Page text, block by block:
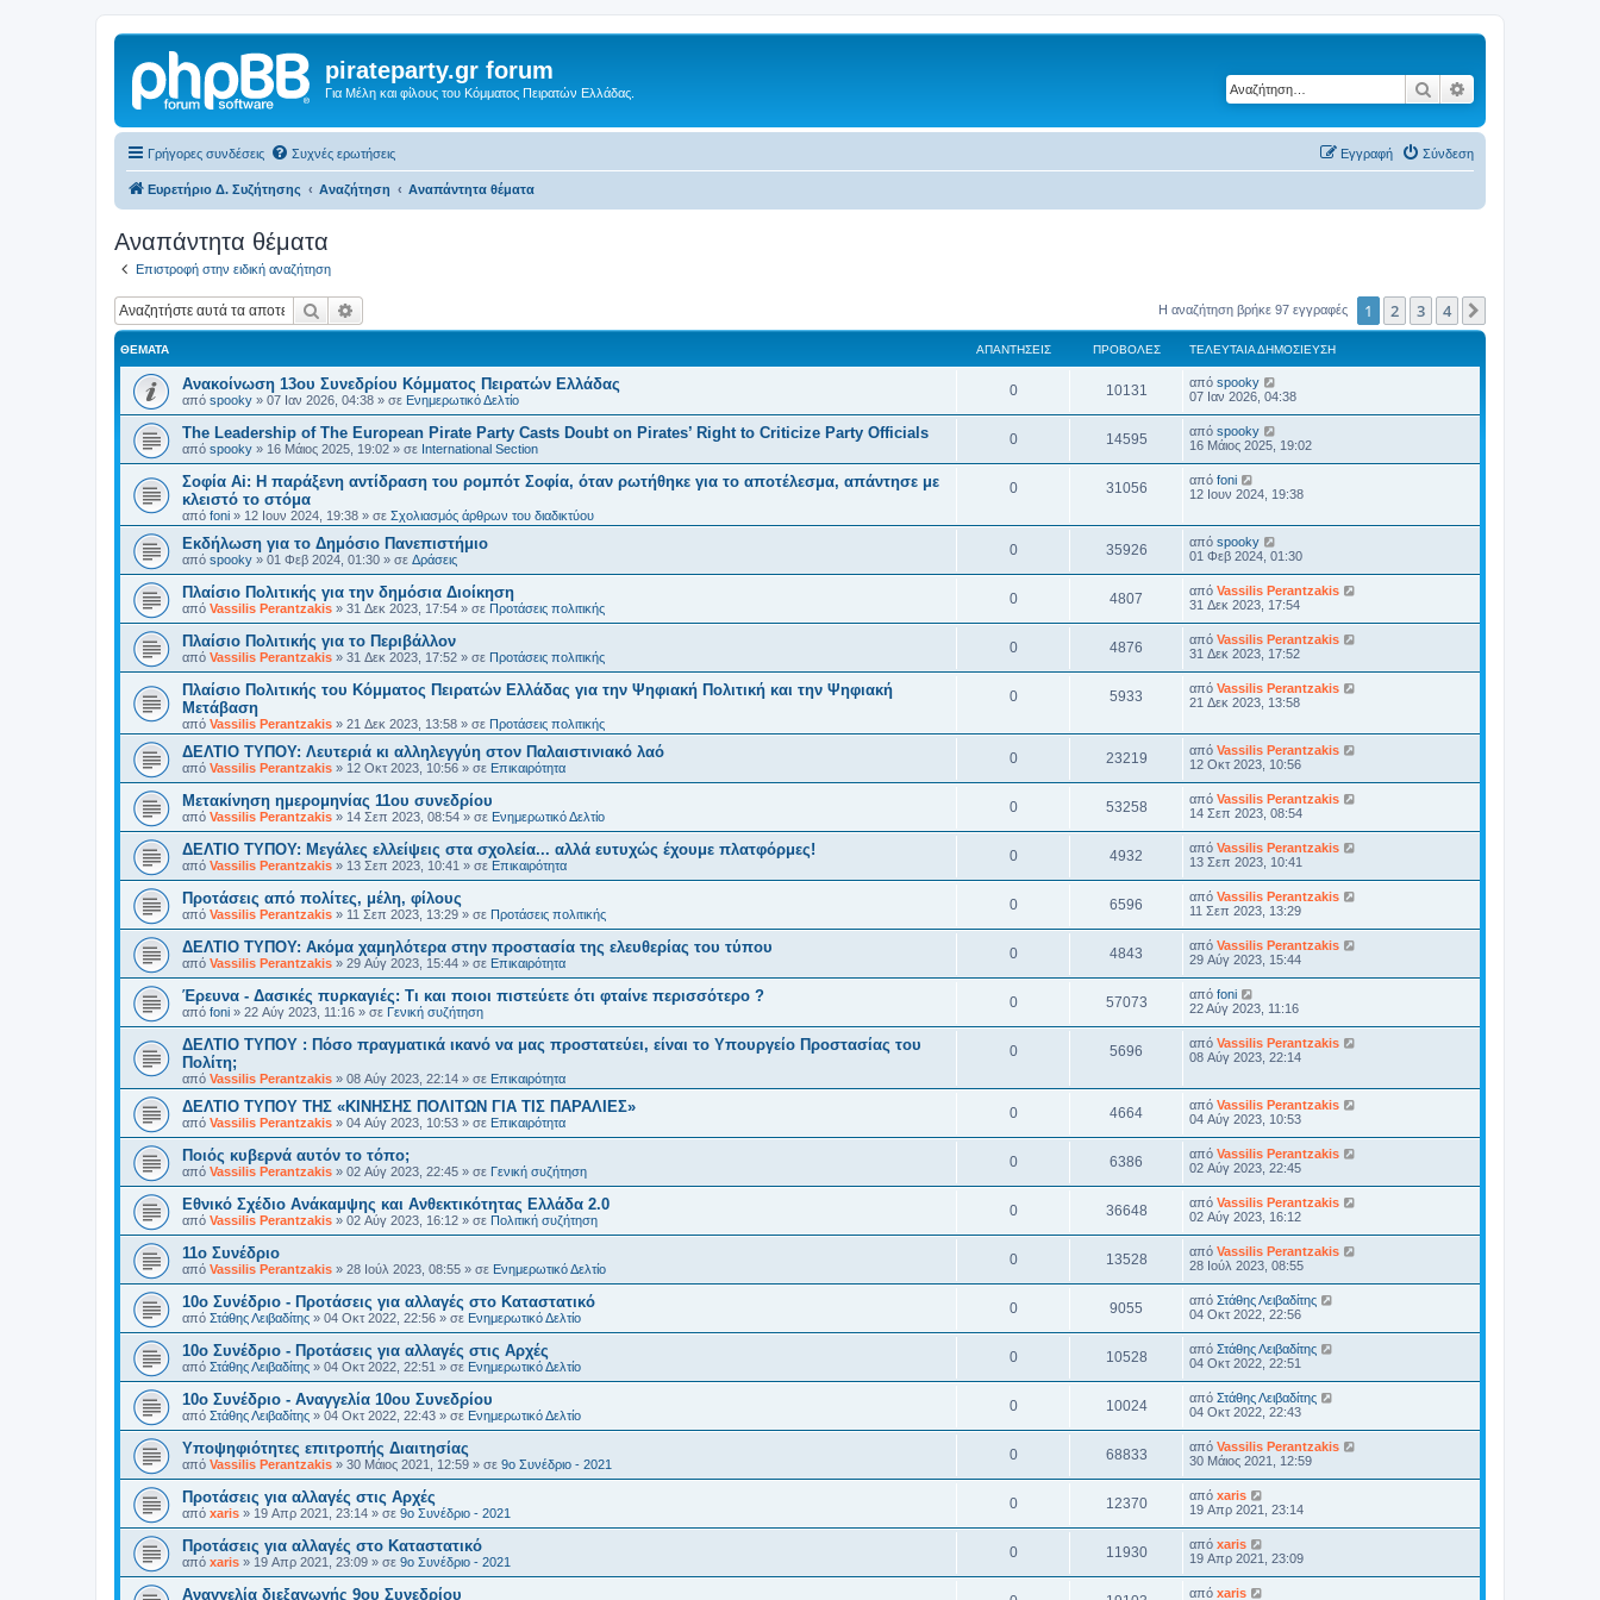
pirateparty.gr forum
Για Μέλη και φίλους του Κόμματος Πειρατών Ελλάδας. Αναζήτηση
Γρήγορες συνδέσεις Συχνές ερωτήσεις Σύνδεση
Εγγραφή
Ευρετήριο Δ. Συζήτησης Αναζήτηση Αναπάντητα θέματα
Αναπάντητα θέματα
Επιστροφή στην ειδική αναζήτηση
Αναζήτηση Η αναζήτηση βρήκε 97 εγγραφές 1 2 3 4
ΘΈΜΑΤΑ ΑΠΑΝΤΉΣΕΙΣ ΠΡΟΒΟΛΈΣ ΤΕΛΕΥΤΑΊΑ ΔΗΜΟΣΊΕΥΣΗ
Ανακοίνωση 13ου Συνεδρίου Κόμματος Πειρατών Ελλάδας
από spooky » 07 Ιαν 2026, 04:38 » σε Ενημερωτικό Δελτίο
0 10131 από spooky
07 Ιαν 2026, 04:38
The Leadership of The European Pirate Party Casts Doubt on Pirates’ Right to Criticize Party Officials
από spooky » 16 Μάιος 2025, 19:02 » σε International Section
0 14595 από spooky
16 Μάιος 2025, 19:02
Σοφία Ai: Η παράξενη αντίδραση του ρομπότ Σοφία, όταν ρωτήθηκε για το αποτέλεσμα, απάντησε με
κλειστό το στόμα
από foni » 12 Ιουν 2024, 19:38 » σε Σχολιασμός άρθρων του διαδικτύου
0 31056 από foni
12 Ιουν 2024, 19:38
Εκδήλωση για το Δημόσιο Πανεπιστήμιο
από spooky » 01 Φεβ 2024, 01:30 » σε Δράσεις
0 35926 από spooky
01 Φεβ 2024, 01:30
Πλαίσιο Πολιτικής για την δημόσια Διοίκηση
από Vassilis Perantzakis » 31 Δεκ 2023, 17:54 » σε Προτάσεις πολιτικής
0 4807 από Vassilis Perantzakis
31 Δεκ 2023, 17:54
Πλαίσιο Πολιτικής για το Περιβάλλον
από Vassilis Perantzakis » 31 Δεκ 2023, 17:52 » σε Προτάσεις πολιτικής
0 4876 από Vassilis Perantzakis
31 Δεκ 2023, 17:52
Πλαίσιο Πολιτικής του Κόμματος Πειρατών Ελλάδας για την Ψηφιακή Πολιτική και την Ψηφιακή
Μετάβαση
από Vassilis Perantzakis » 21 Δεκ 2023, 13:58 » σε Προτάσεις πολιτικής
0 5933 από Vassilis Perantzakis
21 Δεκ 2023, 13:58
ΔΕΛΤΙΟ ΤΥΠΟΥ: Λευτεριά κι αλληλεγγύη στον Παλαιστινιακό λαό
από Vassilis Perantzakis » 12 Οκτ 2023, 10:56 » σε Επικαιρότητα
0 23219 από Vassilis Perantzakis
12 Οκτ 2023, 10:56
Μετακίνηση ημερομηνίας 11ου συνεδρίου
από Vassilis Perantzakis » 14 Σεπ 2023, 08:54 » σε Ενημερωτικό Δελτίο
0 53258 από Vassilis Perantzakis
14 Σεπ 2023, 08:54
ΔΕΛΤΙΟ ΤΥΠΟΥ: Μεγάλες ελλείψεις στα σχολεία... αλλά ευτυχώς έχουμε πλατφόρμες!
από Vassilis Perantzakis » 13 Σεπ 2023, 10:41 » σε Επικαιρότητα
0 4932 από Vassilis Perantzakis
13 Σεπ 2023, 10:41
Προτάσεις από πολίτες, μέλη, φίλους
από Vassilis Perantzakis » 11 Σεπ 2023, 13:29 » σε Προτάσεις πολιτικής
0 6596 από Vassilis Perantzakis
11 Σεπ 2023, 13:29
ΔΕΛΤΙΟ ΤΥΠΟΥ: Ακόμα χαμηλότερα στην προστασία της ελευθερίας του τύπου
από Vassilis Perantzakis » 29 Αύγ 2023, 15:44 » σε Επικαιρότητα
0 4843 από Vassilis Perantzakis
29 Αύγ 2023, 15:44
Έρευνα - Δασικές πυρκαγιές: Τι και ποιοι πιστεύετε ότι φταίνε περισσότερο ?
από foni » 22 Αύγ 2023, 11:16 » σε Γενική συζήτηση
0 57073 από foni
22 Αύγ 2023, 11:16
ΔΕΛΤΙΟ ΤΥΠΟΥ : Πόσο πραγματικά ικανό να μας προστατεύει, είναι το Υπουργείο Προστασίας του
Πολίτη;
από Vassilis Perantzakis » 08 Αύγ 2023, 22:14 » σε Επικαιρότητα
0 5696 από Vassilis Perantzakis
08 Αύγ 2023, 22:14
ΔΕΛΤΙΟ ΤΥΠΟΥ ΤΗΣ «ΚΙΝΗΣΗΣ ΠΟΛΙΤΩΝ ΓΙΑ ΤΙΣ ΠΑΡΑΛΙΕΣ»
από Vassilis Perantzakis » 04 Αύγ 2023, 10:53 » σε Επικαιρότητα
0 4664 από Vassilis Perantzakis
04 Αύγ 2023, 10:53
Ποιός κυβερνά αυτόν το τόπο;
από Vassilis Perantzakis » 02 Αύγ 2023, 22:45 » σε Γενική συζήτηση
0 6386 από Vassilis Perantzakis
02 Αύγ 2023, 22:45
Eθνικό Σχέδιο Ανάκαμψης και Ανθεκτικότητας Ελλάδα 2.0
από Vassilis Perantzakis » 02 Αύγ 2023, 16:12 » σε Πολιτική συζήτηση
0 36648 από Vassilis Perantzakis
02 Αύγ 2023, 16:12
11o Συνέδριο
από Vassilis Perantzakis » 28 Ιούλ 2023, 08:55 » σε Ενημερωτικό Δελτίο
0 13528 από Vassilis Perantzakis
28 Ιούλ 2023, 08:55
10ο Συνέδριο - Προτάσεις για αλλαγές στο Καταστατικό
από Στάθης Λειβαδίτης » 04 Οκτ 2022, 22:56 » σε Ενημερωτικό Δελτίο
0 9055 από Στάθης Λειβαδίτης
04 Οκτ 2022, 22:56
10ο Συνέδριο - Προτάσεις για αλλαγές στις Αρχές
από Στάθης Λειβαδίτης » 04 Οκτ 2022, 22:51 » σε Ενημερωτικό Δελτίο
0 10528 από Στάθης Λειβαδίτης
04 Οκτ 2022, 22:51
10ο Συνέδριο - Αναγγελία 10ου Συνεδρίου
από Στάθης Λειβαδίτης » 04 Οκτ 2022, 22:43 » σε Ενημερωτικό Δελτίο
0 10024 από Στάθης Λειβαδίτης
04 Οκτ 2022, 22:43
Υποψηφιότητες επιτροπής Διαιτησίας
από Vassilis Perantzakis » 30 Μάιος 2021, 12:59 » σε 9ο Συνέδριο - 2021
0 68833 από Vassilis Perantzakis
30 Μάιος 2021, 12:59
Προτάσεις για αλλαγές στις Αρχές
από xaris » 19 Απρ 2021, 23:14 » σε 9ο Συνέδριο - 2021
0 12370 από xaris
19 Απρ 2021, 23:14
Προτάσεις για αλλαγές στο Καταστατικό
από xaris » 19 Απρ 2021, 23:09 » σε 9ο Συνέδριο - 2021
0 11930 από xaris
19 Απρ 2021, 23:09
Αναγγελία διεξαγωγής 9ου Συνεδρίου από xaris